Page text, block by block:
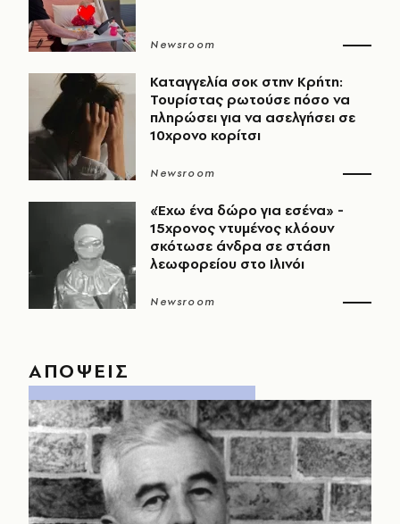
Newsroom
Καταγγελία σοκ στην Κρήτη:
Τουρίστας ρωτούσε πόσο να
πληρώσει για να ασελγήσει σε
10χρονο κορίτσι
Newsroom
«Έχω ένα δώρο για εσένα» -
15χρονος ντυμένος κλόουν
σκότωσε άνδρα σε στάση
λεωφορείου στο Ιλινόι
Newsroom
ΑΠΟΨΕΙΣ